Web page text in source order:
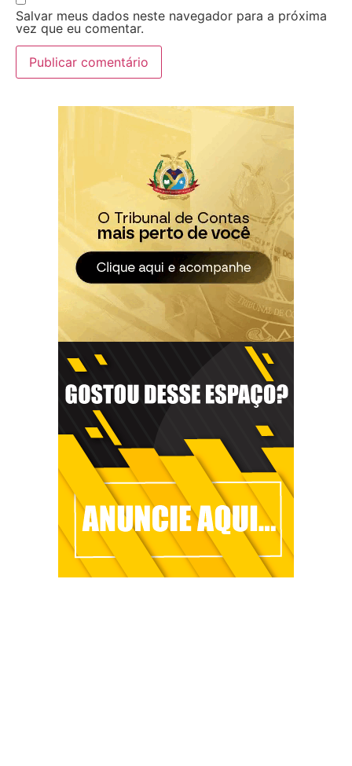
Salvar meus dados neste navegador para a próxima
vez que eu comentar.